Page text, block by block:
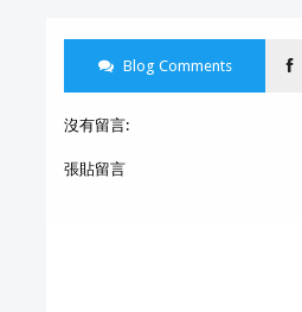
Blog Comments
沒有留言:
張貼留言